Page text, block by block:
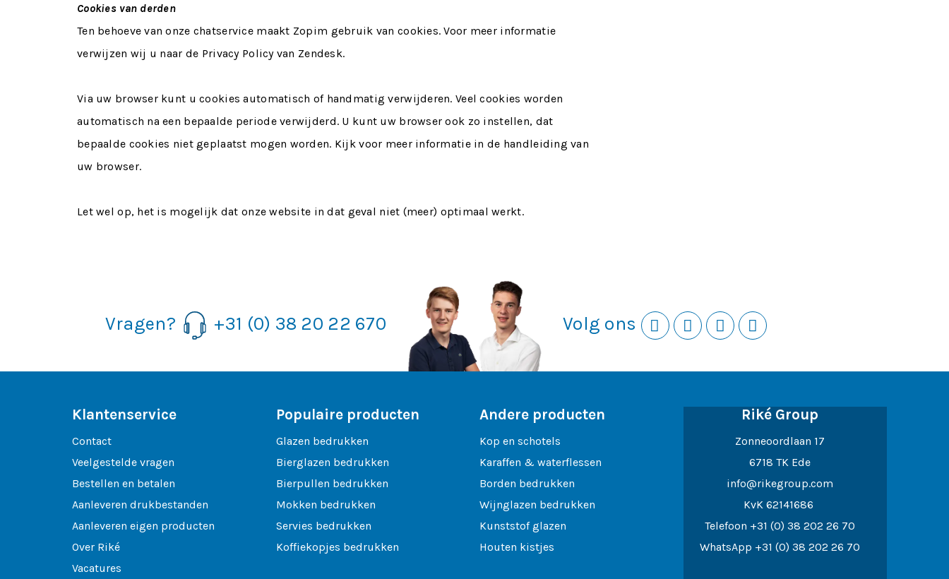
Cookies van derden
Ten behoeve van onze chatservice maakt Zopim gebruik van cookies. Voor meer informatie
verwijzen wij u naar de Privacy Policy van Zendesk.
Via uw browser kunt u cookies automatisch of handmatig verwijderen. Veel cookies worden
automatisch na een bepaalde periode verwijderd. U kunt uw browser ook zo instellen, dat
bepaalde cookies niet geplaatst mogen worden. Kijk voor meer informatie in de handleiding van
uw browser.
Let wel op, het is mogelijk dat onze website in dat geval niet (meer) optimaal werkt.
Vragen? +31 (0) 38 20 22 670 Volg ons
Klantenservice
Contact
Veelgestelde vragen
Bestellen en betalen
Aanleveren drukbestanden
Aanleveren eigen producten
Over Riké
Vacatures
Populaire producten
Glazen bedrukken
Bierglazen bedrukken
Bierpullen bedrukken
Mokken bedrukken
Servies bedrukken
Koffiekopjes bedrukken
Andere producten
Kop en schotels
Karaffen & waterflessen
Borden bedrukken
Wijnglazen bedrukken
Kunststof glazen
Houten kistjes
Riké Group
Zonneoordlaan 17
6718 TK Ede
info@rikegroup.com
KvK 62141686
Telefoon +31 (0) 38 202 26 70
WhatsApp +31 (0) 38 202 26 70